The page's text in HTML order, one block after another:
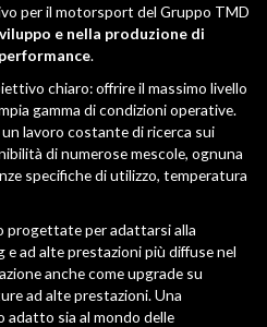
per il motorsport del Gruppo TMD
e nella produzione di
.
chiaro: offrire il massimo livello
gamma di condizioni operative.
lavoro costante di ricerca sui
di numerose mescole, ognuna
specifiche di utilizzo, temperatura
progettate per adattarsi alla
e ad alte prestazioni più diffuse nel
anche come upgrade su
ad alte prestazioni. Una
sia al mondo delle